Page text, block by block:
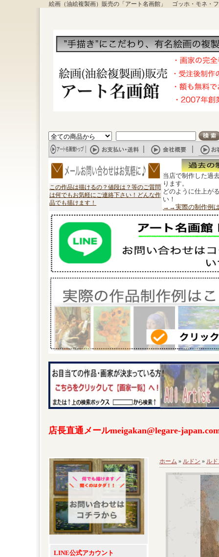
絵画（油絵複製画）販売の「アート名画館」 ゴッホ・モネ・
この作品は描けるの？値段は？等のご質問
は何でもお気軽にご連絡下さい！どんな作
品でも描けます！
当店で制作した過
ります。
どのように仕上が
い！
→→実際の制作例
店長直通メールmeigakan@legare-
LINE公式アカウント
ホーム » ルドン » ル